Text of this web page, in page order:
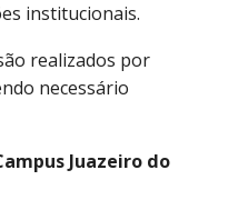
institucionais.
realizados por
necessário
Juazeiro do